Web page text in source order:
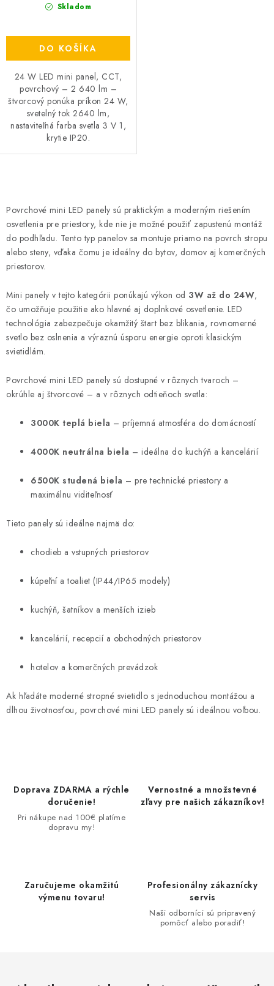
Skladom
DO KOŠÍKA
24 W LED mini panel, CCT,
povrchový – 2 640 lm –
štvorcový ponúka príkon 24 W,
svetelný tok 2640 lm,
nastaviteľná farba svetla 3 V 1,
krytie IP20.
v
l
á
d
a
c
i
e
p
r
k
y
Povrchové mini LED panely sú praktickým a moderným riešením
osvetlenia pre priestory, kde nie je možné použiť zapustenú montáž
do podhľadu. Tento typ panelov sa montuje priamo na povrch stropu
alebo steny, vďaka čomu je ideálny do bytov, domov aj komerčných
priestorov.
Mini panely v tejto kategórii ponúkajú výkon od 3W až do 24W,
čo umožňuje použitie ako hlavné aj doplnkové osvetlenie. LED
technológia zabezpečuje okamžitý štart bez blikania, rovnomerné
svetlo bez oslnenia a výraznú úsporu energie oproti klasickým
svietidlám.
Povrchové mini LED panely sú dostupné v rôznych tvaroch –
okrúhle aj štvorcové – a v rôznych odtieňoch svetla:
3000K teplá biela – príjemná atmosféra do domácností
4000K neutrálna biela – ideálna do kuchýň a kancelárií
6500K studená biela – pre technické priestory a
maximálnu viditeľnosť
Tieto panely sú ideálne najmä do:
chodieb a vstupných priestorov
kúpeľní a toaliet (IP44/IP65 modely)
kuchýň, šatníkov a menších izieb
kancelárií, recepcií a obchodných priestorov
hotelov a komerčných prevádzok
Ak hľadáte moderné stropné svietidlo s jednoduchou montážou a
dlhou životnosťou, povrchové mini LED panely sú ideálnou voľbou.
Doprava ZDARMA a rýchle
doručenie!
Pri nákupe nad 100€ platíme
dopravu my!
Vernostné a množstevné
zľavy pre našich zákazníkov!
Zaručujeme okamžitú
výmenu tovaru!
Profesionálny zákaznícky
servis
Naši odborníci sú pripravený
pomôcť alebo poradiť!